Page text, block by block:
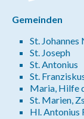
Gemeinden
St. Johannes
St. Joseph
St. Antonius
St.
Maria, Hilfe
St. Marien,
Hl. Antonius